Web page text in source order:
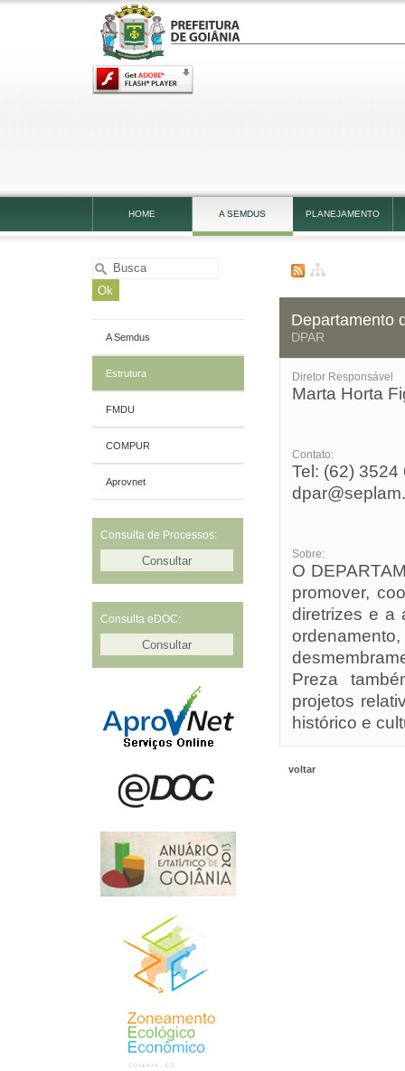
HOME A SEMDUS PLANEJAMENTO
A Semdus
Estrutura
FMDU
COMPUR
Aprovnet
Consulta de Processos:
Consulta eDOC:
Departamento
DPAR
Diretor Responsável
Marta Horta
Contato:
Tel: (62) 3524
Sobre:
O
promover,
diretrizes e a
Preza
projetos
histórico e
voltar